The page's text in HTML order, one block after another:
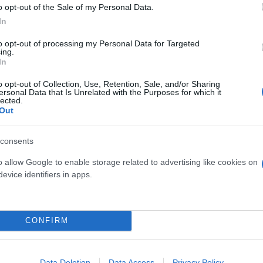
opt-out of the Sale of my Personal Data.
opt-out of processing my Personal Data for Targeted
opt-out of Collection, Use, Retention, Sale, and/or Sharing
Data that Is Unrelated with the Purposes for which it
allow Google to enable storage related to advertising like cookies on
identifiers in apps.
CONFIRM
τους γύρω μου από